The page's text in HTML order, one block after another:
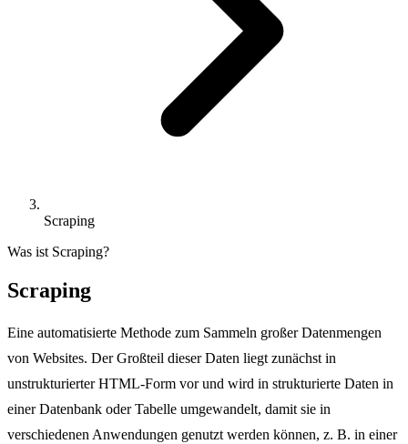
Scraping
Was ist Scraping?
Scraping
Eine automatisierte Methode zum Sammeln großer Datenmengen
von Websites. Der Großteil dieser Daten liegt zunächst in
unstrukturierter HTML-Form vor und wird in strukturierte Daten in
einer Datenbank oder Tabelle umgewandelt, damit sie in
verschiedenen Anwendungen genutzt werden können, z. B. in einer